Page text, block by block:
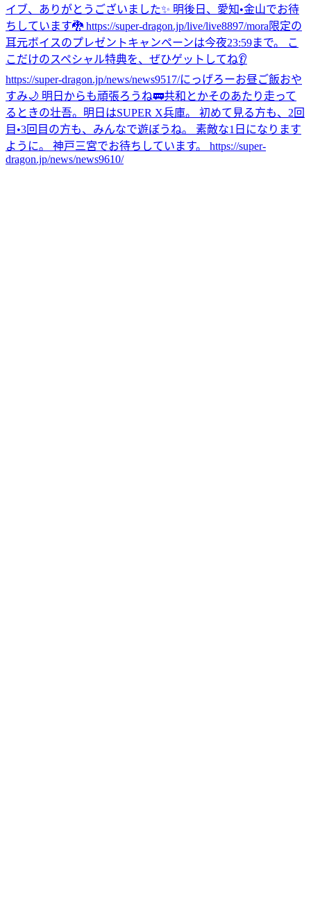
イブ、ありがとうございました✨ 明後日、愛知•金山でお待
ちしています🐉 https://super-dragon.jp/live/live8897/mora限定の
耳元ボイスのプレゼントキャンペーンは今夜23:59まで。 こ
こだけのスペシャル特典を、ぜひゲットしてね👂
https://super-dragon.jp/news/news9517/にっげろーお昼ご飯おや
すみ🌙 明日からも頑張ろうね🚃共和とかそのあたり走って
るときの壮吾。 明日はSUPER X兵庫。 初めて見る方も、2回
目•3回目の方も、みんなで遊ぼうね。 素敵な1日になります
ように。 神戸三宮でお待ちしています。 https://super-
dragon.jp/news/news9610/